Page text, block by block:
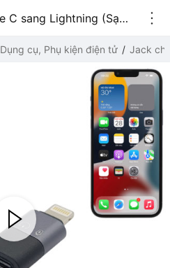
Đầu chuyển đổi Type C sang Lightning (Sạc + OTG + âm thanh kỹ thuật số)
Dụng cụ, Phụ kiện điện tử Jack